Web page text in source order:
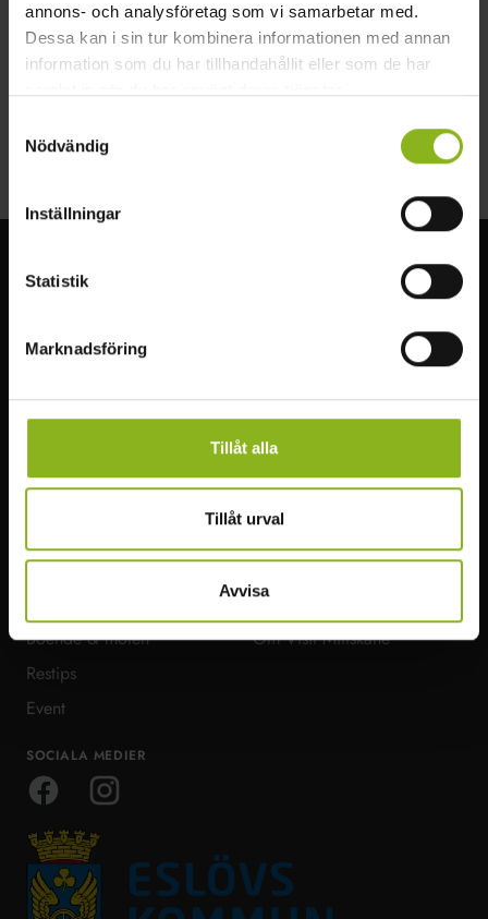
annons- och analysföretag som vi samarbetar med.
Dessa kan i sin tur kombinera informationen med annan
information som du har tillhandahållit eller som de har
Nödvändig
Inställningar
Statistik
Marknadsföring
Tillåt alla
Tillåt urval
Avvisa
info@backagarden.se
Backagården
24391 Höör
Visit MittSkåne
bokskogen, besök slott, fiska, simma eller paddla i sjöarna.
Läs mer
Natur & Äventyr
Boende & möten
Restips
Event
Infopoints
Bra att veta
Ta dig runt
Om Visit Mittskåne
SOCIALA MEDIER
Facebook